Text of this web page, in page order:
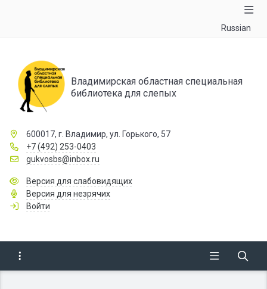
Russian
Владимирская областная специальная
библиотека для слепых
600017, г. Владимир, ул. Горького, 57
+7 (492) 253-0403
gukvosbs@inbox.ru
Версия для слабовидящих
Версия для незрячих
Войти